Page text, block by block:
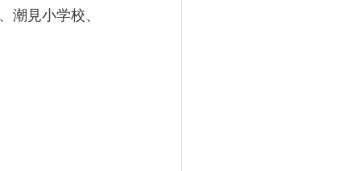
潮見小学校、